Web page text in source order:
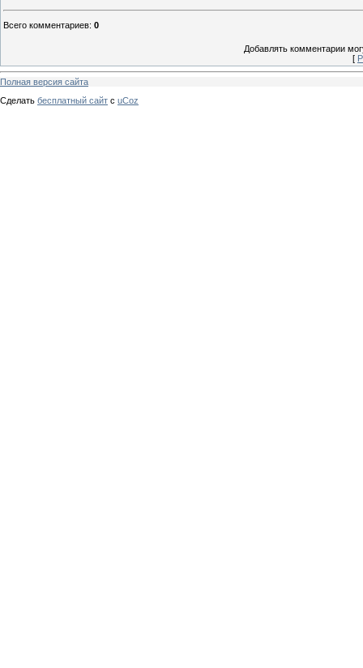
Всего комментариев: 0
Добавлять комментарии
[
Полная версия сайта
Сделать бесплатный сайт с uCoz